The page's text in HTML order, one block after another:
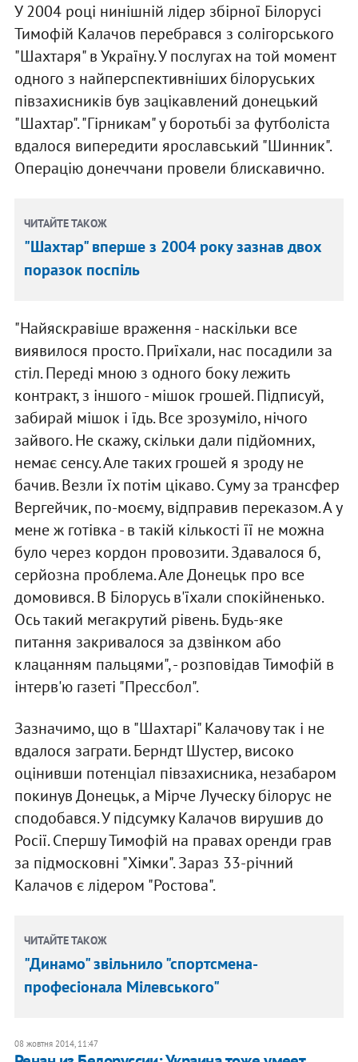
У 2004 році нинішній лідер збірної Білорусі
Тимофій Калачов перебрався з солігорського
"Шахтаря" в Україну. У послугах на той момент
одного з найперспективніших білоруських
півзахисників був зацікавлений донецький
"Шахтар". "Гірникам" у боротьбі за футболіста
вдалося випередити ярославський "Шинник".
Операцію донеччани провели блискавично.
ЧИТАЙТЕ ТАКОЖ
"Шахтар" вперше з 2004 року зазнав двох
поразок поспіль
"Найяскравіше враження - наскільки все
виявилося просто. Приїхали, нас посадили за
стіл. Переді мною з одного боку лежить
контракт, з іншого - мішок грошей. Підписуй,
забирай мішок і їдь. Все зрозуміло, нічого
зайвого. Не скажу, скільки дали підйомних,
немає сенсу. Але таких грошей я зроду не
бачив. Везли їх потім цікаво. Суму за трансфер
Вергейчик, по-моєму, відправив переказом. А у
мене ж готівка - в такій кількості її не можна
було через кордон провозити. Здавалося б,
серйозна проблема. Але Донецьк про все
домовився. В Білорусь в'їхали спокійненько.
Ось такий мегакрутий рівень. Будь-яке
питання закривалося за дзвінком або
клацанням пальцями", - розповідав Тимофій в
інтерв'ю газеті "Прессбол".
Зазначимо, що в "Шахтарі" Калачову так і не
вдалося заграти. Берндт Шустер, високо
оцінивши потенціал півзахисника, незабаром
покинув Донецьк, а Мірче Луческу білорус не
сподобався. У підсумку Калачов вирушив до
Росії. Спершу Тимофій на правах оренди грав
за підмосковні "Хімки". Зараз 33-річний
Калачов є лідером "Ростова".
ЧИТАЙТЕ ТАКОЖ
"Динамо" звільнило "спортсмена-
професіонала Мілевського"
08 жовтня 2014, 11:47